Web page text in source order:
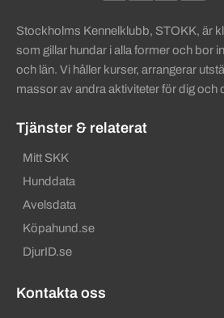
Stockholms Kennelklubb, STOKK, är
som gillar hundar i alla former och bor
och län. Vi håller kurser, arrangerar
massor av andra aktiviteter för dig och
Tjänster & relaterat
Mitt SKK
Hunddata
Avelsdata
Köpahund.se
DjurID.se
Kontakta oss